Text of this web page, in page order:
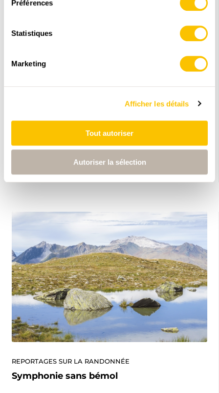
Préférences
Statistiques
Marketing
Afficher les détails
Tout autoriser
Autoriser la sélection
Persécutées jusqu’à la mort
REPORTAGES SUR LA RANDONNÉE
Symphonie sans bémol